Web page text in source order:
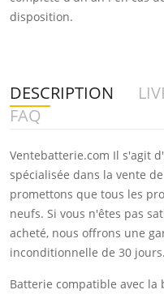
disposition.
DESCRIPTION
FAQ
Ventebatterie.com Il s'agit
spécialisée dans la vente
promettons que tous les
neufs. Si vous n'êtes pas
acheté, nous offrons une
inconditionnelle de 30 jours.
Batterie compatible avec la